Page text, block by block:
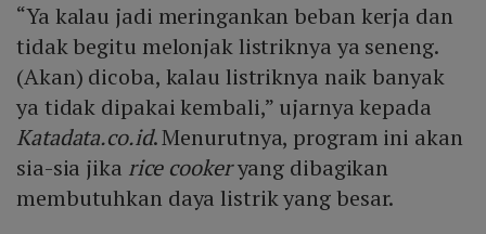
“Ya kalau jadi meringankan beban kerja dan
tidak begitu melonjak listriknya ya seneng.
(Akan) dicoba, kalau listriknya naik banyak
ya tidak dipakai kembali,” ujarnya kepada
Katadata.co.id. Menurutnya, program ini akan
sia-sia jika rice cookeryang dibagikan
membutuhkan daya listrik yang besar.